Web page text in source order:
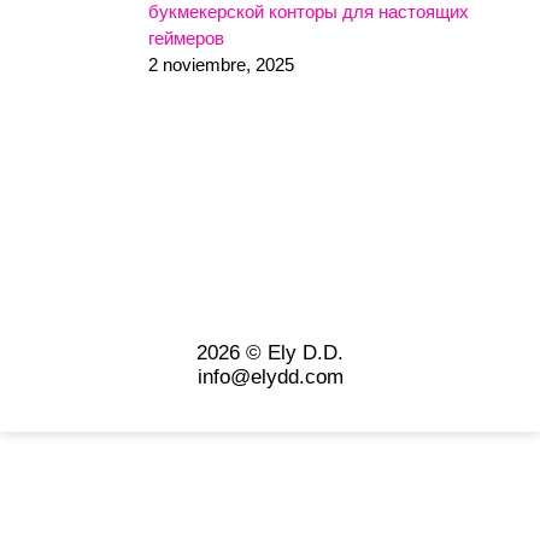
букмекерской конторы для настоящих
геймеров
2 noviembre, 2025
2026 © Ely D.D.
info@elydd.com